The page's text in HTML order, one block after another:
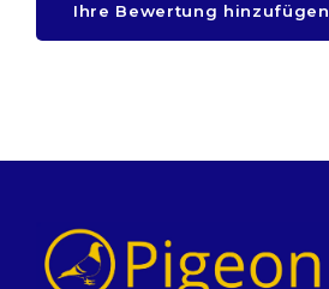
Ihre Bewertung hinzufügen